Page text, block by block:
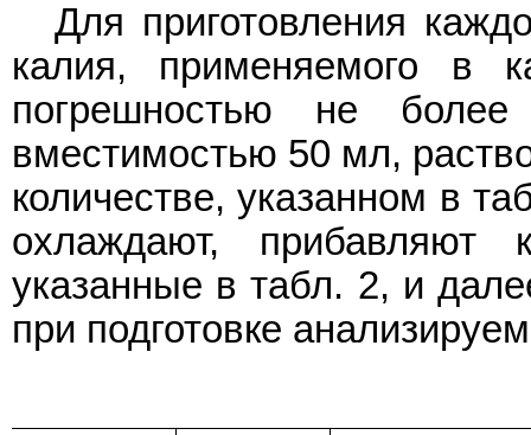
Для приготовления
калия, применяемого в
погрешностью не
вместимостью 50 мл,
количестве, указанном в
охлаждают,
указанные в табл. 2, и
при подготовке